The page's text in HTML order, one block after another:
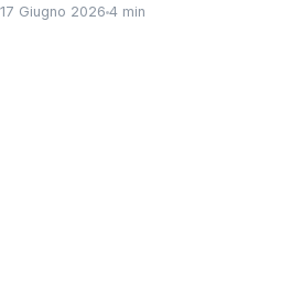
17 Giugno 2026 4 min